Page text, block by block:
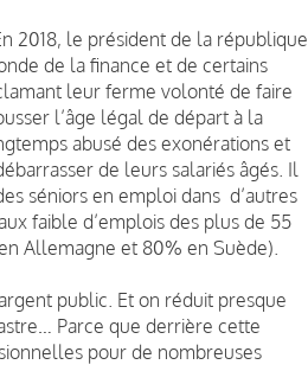
2018, le président de la république
de la finance et de certains
leur ferme volonté de faire
l’âge légal de départ à la
abusé des exonérations et
de leurs salariés âgés. Il
séniors en emploi dans d’autres
faible d’emplois des plus de 55
Allemagne et 80% en Suède).
public. Et on réduit presque
Parce que derrière cette
pour de nombreuses